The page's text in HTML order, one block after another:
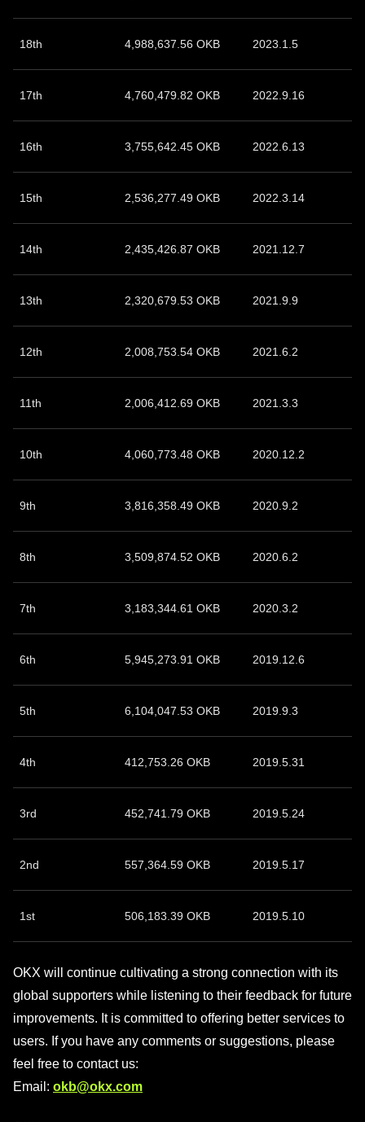
18th 4,988,637.56 OKB 2023.1.5
17th 4,760,479.82 OKB 2022.9.16
16th 3,755,642.45 OKB 2022.6.13
15th 2,536,277.49 OKB 2022.3.14
14th 2,435,426.87 OKB 2021.12.7
13th 2,320,679.53 OKB 2021.9.9
12th 2,008,753.54 OKB 2021.6.2
11th 2,006,412.69 OKB 2021.3.3
10th 4,060,773.48 OKB 2020.12.2
9th 3,816,358.49 OKB 2020.9.2
8th 3,509,874.52 OKB 2020.6.2
7th 3,183,344.61 OKB 2020.3.2
6th 5,945,273.91 OKB 2019.12.6
5th 6,104,047.53 OKB 2019.9.3
4th 412,753.26 OKB 2019.5.31
3rd 452,741.79 OKB 2019.5.24
2nd 557,364.59 OKB 2019.5.17
1st 506,183.39 OKB 2019.5.10
OKX will continue cultivating a strong connection with its
global supporters while listening to their feedback for future
improvements. It is committed to offering better services to
users. If you have any comments or suggestions, please
feel free to contact us:
Email: okb@okx.com